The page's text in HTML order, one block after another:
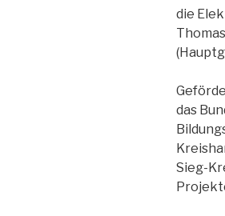
die
das
Sieg-